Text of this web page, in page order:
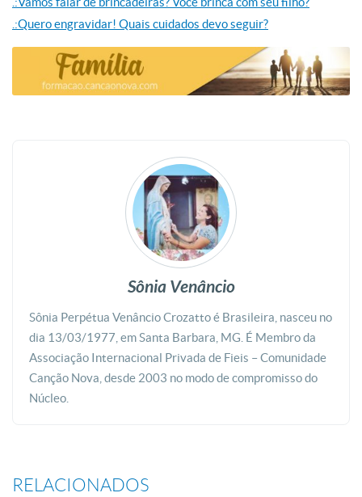
.:Quero engravidar! Quais cuidados devo seguir?
Sônia Venâncio
Sônia Perpétua Venâncio Crozatto é Brasileira, nasceu no
dia 13/03/1977, em Santa Barbara, MG. É Membro da
Associação Internacional Privada de Fieis – Comunidade
Canção Nova, desde 2003 no modo de compromisso do
Núcleo.
RELACIONADOS